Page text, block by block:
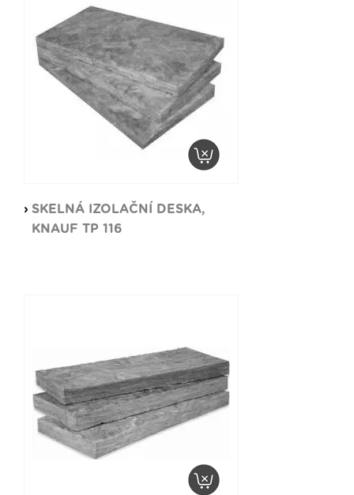
SKELNÁ IZOLAČNÍ DESKA,
KNAUF TP 116